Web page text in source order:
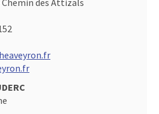
Chemin des Attizals